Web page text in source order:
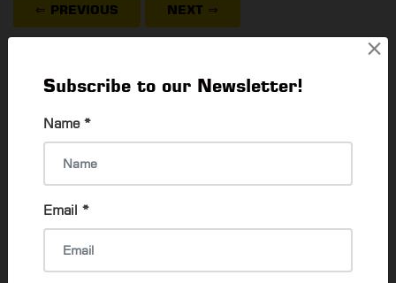
×
Subscribe to our Newsletter!
Name *
Email *
⇐ PREVIOUS NEXT ⇒
POPULAR ARTICLES
Thadar Ni Than 24 Nov, 2022